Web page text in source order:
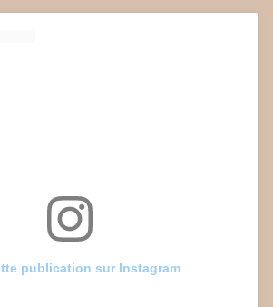
publication sur Instagram